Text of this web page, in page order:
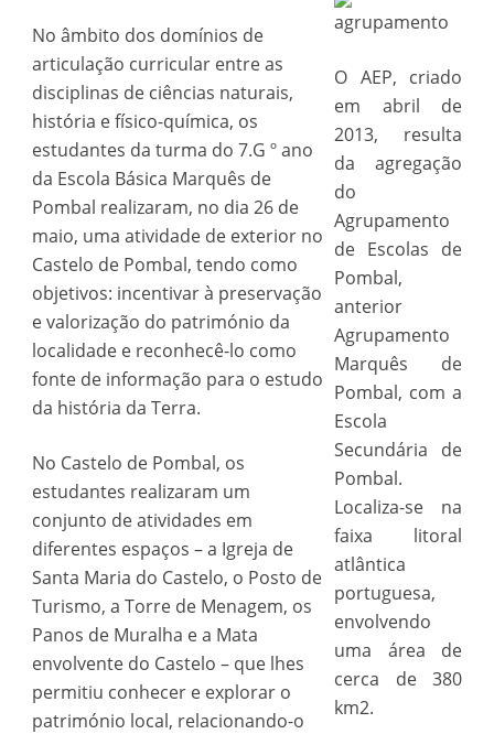
No âmbito dos domínios de
articulação curricular entre as
disciplinas de ciências naturais,
história e físico-química, os
estudantes da turma do 7.G º ano
da Escola Básica Marquês de
Pombal realizaram, no dia 26 de
maio, uma atividade de exterior no
Castelo de Pombal, tendo como
objetivos: incentivar à preservação
e valorização do património da
localidade e reconhecê-lo como
fonte de informação para o estudo
da história da Terra.
No Castelo de Pombal, os
estudantes realizaram um
conjunto de atividades em
diferentes espaços – a Igreja de
Santa Maria do Castelo, o Posto de
Turismo, a Torre de Menagem, os
Panos de Muralha e a Mata
envolvente do Castelo – que lhes
permitiu conhecer e explorar o
património local, relacionando-o
O AEP, criado
em abril de
2013, resulta
da agregação
do
Agrupamento
de Escolas de
Pombal,
anterior
Agrupamento
Marquês de
Pombal, com a
Escola
Secundária de
Pombal.
Localiza-se na
faixa litoral
atlântica
portuguesa,
envolvendo
uma área de
cerca de 380
km2.